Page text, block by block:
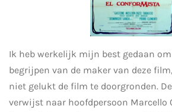
Ik heb werkelijk mijn best gedaan
begrijpen van de maker van deze
niet gelukt de film te doorgronden.
verwijst naar hoofdpersoon Marcello